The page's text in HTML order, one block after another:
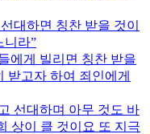
대하면 칭찬 받을 것이
니라
에게 빌리면 칭찬 받을
받고자 하여 죄인에게
선대하며 아무 것도 바
상이 클 것이요 또 지극